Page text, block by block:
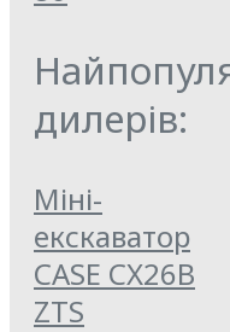
дилерів:
Міні-
екскаватор
CASE CX26B
ZTS